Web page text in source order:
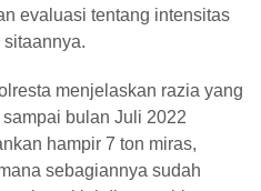
evaluasi tentang intensitas
menjelaskan razia yang
bulan Juli 2022
hampir 7 ton miras,
sebagiannya sudah